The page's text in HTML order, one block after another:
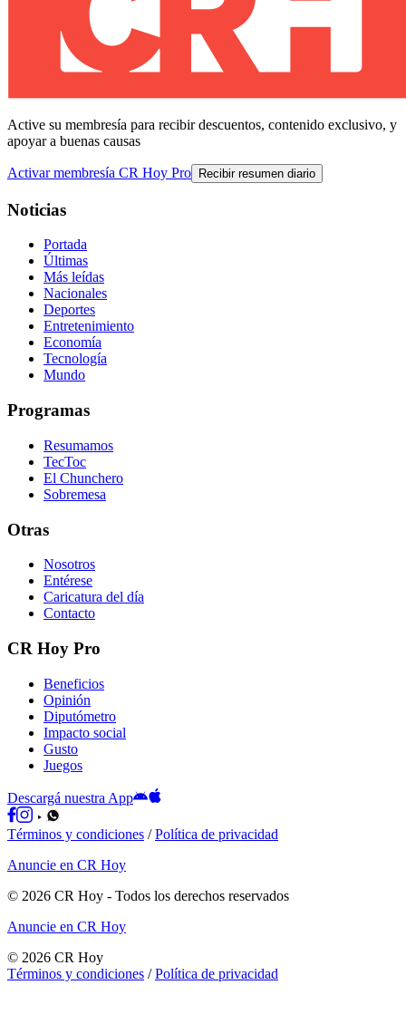
Active su membresía para recibir descuentos, contenido exclusivo, y
apoyar a buenas causas
Activar membresía CR Hoy Pro Recibir resumen diario
Noticias
Portada
Últimas
Más leídas
Nacionales
Deportes
Entretenimiento
Economía
Tecnología
Mundo
Programas
Resumamos
TecToc
El Chunchero
Sobremesa
Otras
Nosotros
Entérese
Caricatura del día
Contacto
CR Hoy Pro
Beneficios
Opinión
Diputómetro
Impacto social
Gusto
Juegos
Descargá nuestra App
Términos y condiciones /Política de privacidad
Anuncie en CR Hoy
© 2026 CR Hoy - Todos los derechos reservados
Anuncie en CR Hoy
© 2026 CR Hoy
Términos y condiciones /Política de privacidad